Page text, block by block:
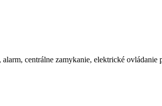
centrálne zamykanie, elektrické